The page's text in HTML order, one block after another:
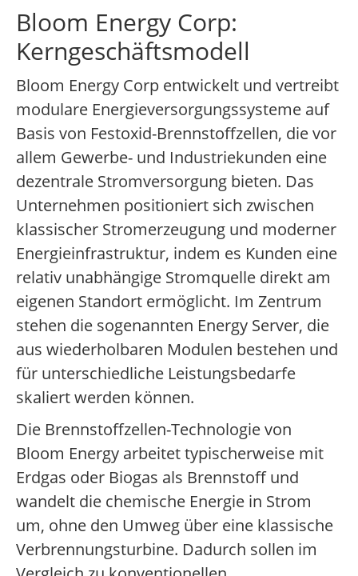
Bloom Energy Corp:
Kerngeschäftsmodell
Bloom Energy Corp entwickelt und vertreibt
modulare Energieversorgungssysteme auf
Basis von Festoxid-Brennstoffzellen, die vor
allem Gewerbe- und Industriekunden eine
dezentrale Stromversorgung bieten. Das
Unternehmen positioniert sich zwischen
klassischer Stromerzeugung und moderner
Energieinfrastruktur, indem es Kunden eine
relativ unabhängige Stromquelle direkt am
eigenen Standort ermöglicht. Im Zentrum
stehen die sogenannten Energy Server, die
aus wiederholbaren Modulen bestehen und
für unterschiedliche Leistungsbedarfe
skaliert werden können.
Die Brennstoffzellen-Technologie von
Bloom Energy arbeitet typischerweise mit
Erdgas oder Biogas als Brennstoff und
wandelt die chemische Energie in Strom
um, ohne den Umweg über eine klassische
Verbrennungsturbine. Dadurch sollen im